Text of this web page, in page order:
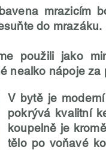
mrazicím
do mrazáku.
použili jako
nealko nápoje
V bytě je
pokrývá kvalitní
koupelně je
tělo po voňavé